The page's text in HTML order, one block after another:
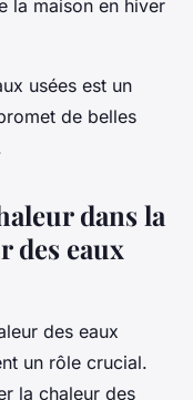
la maison en hiver
usées est un
de belles
dans la
des eaux
des eaux
un rôle crucial.
la chaleur des